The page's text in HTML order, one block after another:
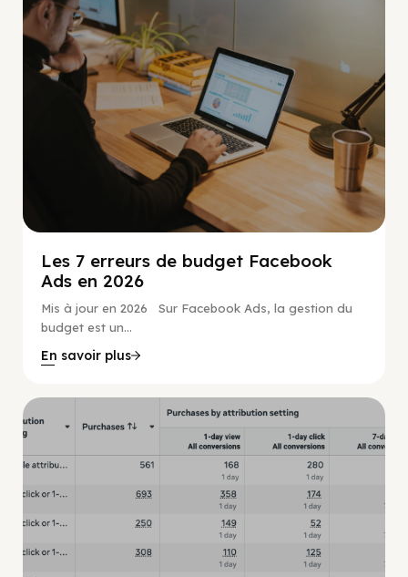
Les 7 erreurs de budget Facebook
Ads en 2026
Mis à jour en 2026 Sur Facebook Ads, la gestion du
budget est un...
En savoir plus